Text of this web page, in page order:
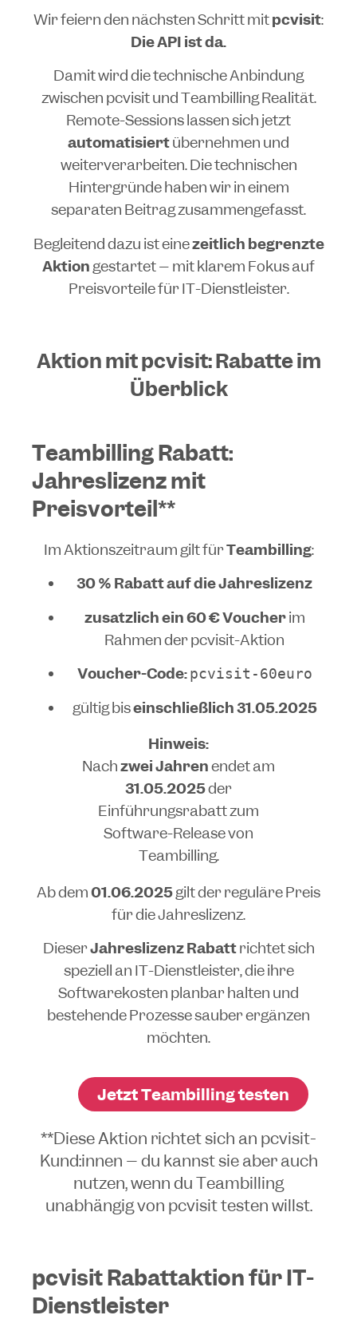
Wir feiern den nächsten Schritt mitpcvisit:
Die API ist da.
Damit wird die technische Anbindung
zwischen pcvisit und Teambilling Realität.
Remote-Sessions lassen sich jetzt
automatisiertübernehmen und
weiterverarbeiten. Die technischen
Hintergründe haben wir in einem
separaten Beitrag zusammengefasst.
Begleitend dazu ist einezeitlich begrenzte
Aktiongestartet – mit klarem Fokus auf
Preisvorteile für IT-Dienstleister.
Aktion mit pcvisit: Rabatte im
Überblick
Teambilling Rabatt:
Jahreslizenz mit
Preisvorteil**
Im Aktionszeitraum gilt fürTeambilling:
30 % Rabatt auf die Jahreslizenz
zusätzlich ein 60 € Voucherim
Rahmen der pcvisit-Aktion
Voucher-Code: pcvisit-60euro
gültig biseinschließlich 31.05.2025
Hinweis:
Nachzwei Jahrenendet am
31.05.2025der
Einführungsrabatt zum
Software-Release von
Teambilling.
Ab dem01.06.2025gilt der reguläre Preis
für die Jahreslizenz.
DieserJahreslizenz Rabattrichtet sich
speziell an IT-Dienstleister, die ihre
Softwarekosten planbar halten und
bestehende Prozesse sauber ergänzen
möchten.
Jetzt Teambilling testen
**Diese Aktion richtet sich an pcvisit-
Kund:innen – du kannst sie aber auch
nutzen, wenn du Teambilling
unabhängig von pcvisit testen willst.
pcvisit Rabattaktion für IT-
Dienstleister